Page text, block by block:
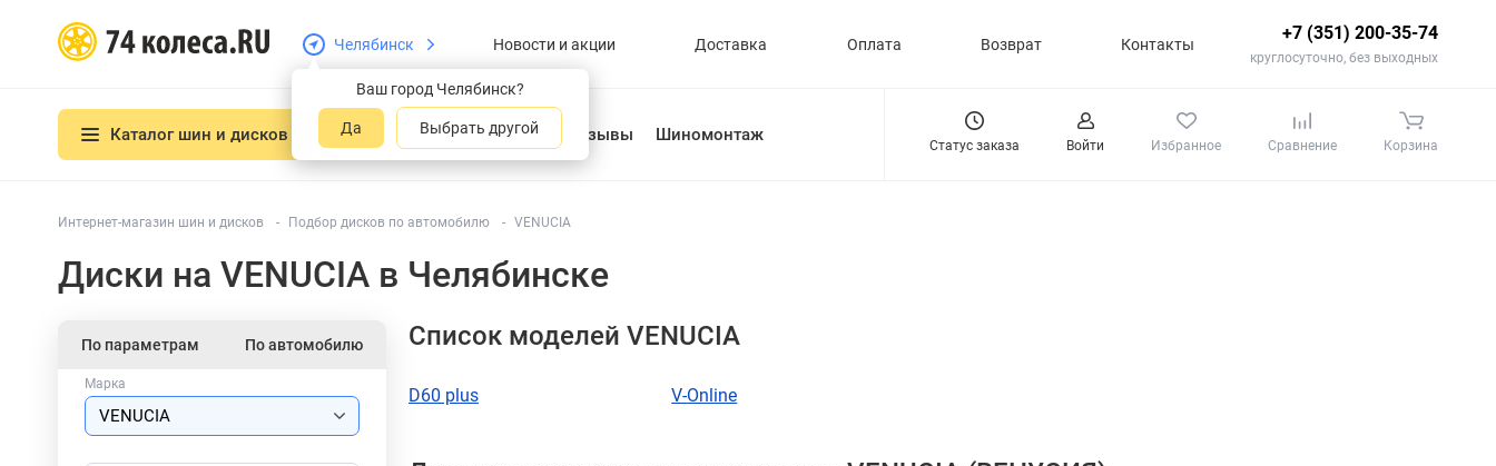
Челябинск
Ваш город Челябинск?
Да Выбрать другой
Новости и акции Доставка Оплата Возврат Контакты
+7 (351) 200-35-74
круглосуточно, без выходных
Каталог шин и дисков О нас Отзывы Шиномонтаж
Статус заказа Войти Избранное Сравнение Корзина
Интернет-магазин шин и дисков Подбор дисков по автомобилю VENUCIA
Диски на VENUCIA в Челябинске
По параметрам По автомобилю
Марка
Список моделей VENUCIA
D60 plus V-Online